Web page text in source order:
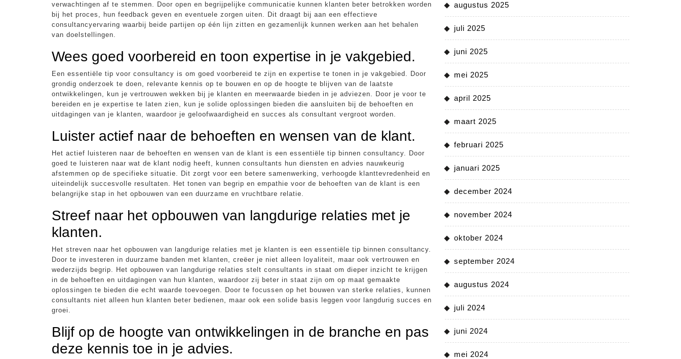
verwachtingen af te stemmen. Door open en begrijpelijke communicatie kunnen klanten beter betrokken worden
bij het proces, hun feedback geven en eventuele zorgen uiten. Dit draagt bij aan een effectieve
consultancyervaring waarbij beide partijen op één lijn zitten en gezamenlijk kunnen werken aan het behalen
van doelstellingen.
Wees goed voorbereid en toon expertise in je vakgebied.
Een essentiële tip voor consultancy is om goed voorbereid te zijn en expertise te tonen in je vakgebied. Door
grondig onderzoek te doen, relevante kennis op te bouwen en op de hoogte te blijven van de laatste
ontwikkelingen, kun je vertrouwen wekken bij je klanten en meerwaarde bieden in je adviezen. Door je voor te
bereiden en je expertise te laten zien, kun je solide oplossingen bieden die aansluiten bij de behoeften en
uitdagingen van je klanten, waardoor je geloofwaardigheid en succes als consultant vergroot worden.
Luister actief naar de behoeften en wensen van de klant.
Het actief luisteren naar de behoeften en wensen van de klant is een essentiële tip binnen consultancy. Door
goed te luisteren naar wat de klant nodig heeft, kunnen consultants hun diensten en advies nauwkeurig
afstemmen op de specifieke situatie. Dit zorgt voor een betere samenwerking, verhoogde klanttevredenheid en
uiteindelijk succesvolle resultaten. Het tonen van begrip en empathie voor de behoeften van de klant is een
belangrijke stap in het opbouwen van een duurzame en vruchtbare relatie.
Streef naar het opbouwen van langdurige relaties met je
klanten.
Het streven naar het opbouwen van langdurige relaties met je klanten is een essentiële tip binnen consultancy.
Door te investeren in duurzame banden met klanten, creëer je niet alleen loyaliteit, maar ook vertrouwen en
wederzijds begrip. Het opbouwen van langdurige relaties stelt consultants in staat om dieper inzicht te krijgen
in de behoeften en uitdagingen van hun klanten, waardoor zij beter in staat zijn om op maat gemaakte
oplossingen te bieden die echt waarde toevoegen. Door te focussen op het bouwen van sterke relaties, kunnen
consultants niet alleen hun klanten beter bedienen, maar ook een solide basis leggen voor langdurig succes en
groei.
Blijf op de hoogte van ontwikkelingen in de branche en pas
deze kennis toe in je advies.
augustus 2025
juli 2025
juni 2025
mei 2025
april 2025
maart 2025
februari 2025
januari 2025
december 2024
november 2024
oktober 2024
september 2024
augustus 2024
juli 2024
juni 2024
mei 2024